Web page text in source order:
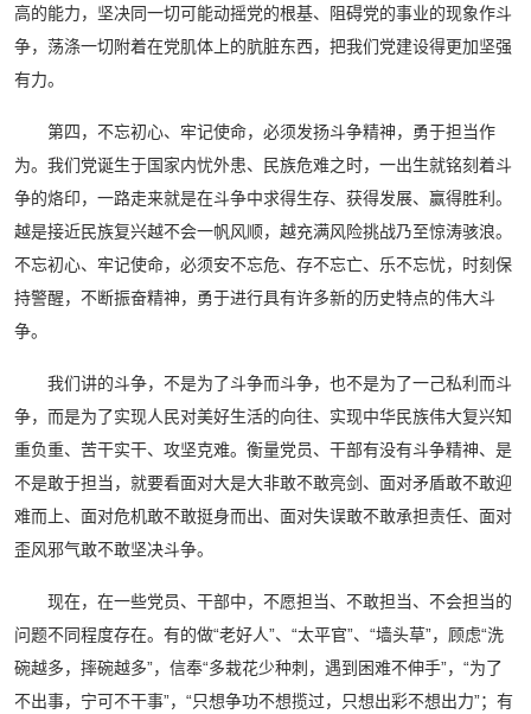
高的能力，坚决同一切可能动摇党的根基、阻碍党的事业的现象作斗
争，荡涤一切附着在党肌体上的肮脏东西，把我们党建设得更加坚强
有力。
第四，不忘初心、牢记使命，必须发扬斗争精神，勇于担当作
为。我们党诞生于国家内忧外患、民族危难之时，一出生就铭刻着斗
争的烙印，一路走来就是在斗争中求得生存、获得发展、赢得胜利。
越是接近民族复兴越不会一帆风顺，越充满风险挑战乃至惊涛骇浪。
不忘初心、牢记使命，必须安不忘危、存不忘亡、乐不忘忧，时刻保
持警醒，不断振奋精神，勇于进行具有许多新的历史特点的伟大斗
争。
我们讲的斗争，不是为了斗争而斗争，也不是为了一己私利而斗
争，而是为了实现人民对美好生活的向往、实现中华民族伟大复兴知
重负重、苦干实干、攻坚克难。衡量党员、干部有没有斗争精神、是
不是敢于担当，就要看面对大是大非敢不敢亮剑、面对矛盾敢不敢迎
难而上、面对危机敢不敢挺身而出、面对失误敢不敢承担责任、面对
歪风邪气敢不敢坚决斗争。
现在，在一些党员、干部中，不愿担当、不敢担当、不会担当的
问题不同程度存在。有的做“老好人”、“太平官”、“墙头草”，顾虑“洗
碗越多，摔碗越多”，信奉“多栽花少种刺，遇到困难不伸手”，“为了
不出事，宁可不干事”，“只想争功不想揽过，只想出彩不想出力”；有